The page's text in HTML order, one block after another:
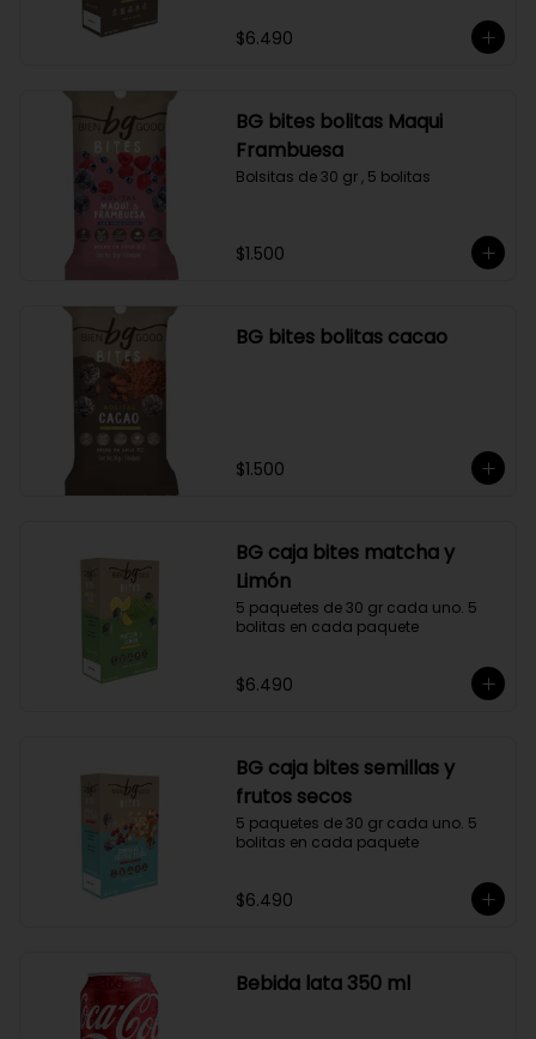
$6.490
BG bites bolitas Maqui
Frambuesa
Bolsitas de 30 gr , 5 bolitas
$1.500
BG bites bolitas cacao
$1.500
BG caja bites matcha y
Limón
5 paquetes de 30 gr cada uno. 5
bolitas en cada paquete
$6.490
BG caja bites semillas y
frutos secos
5 paquetes de 30 gr cada uno. 5
bolitas en cada paquete
$6.490
Bebida lata 350 ml